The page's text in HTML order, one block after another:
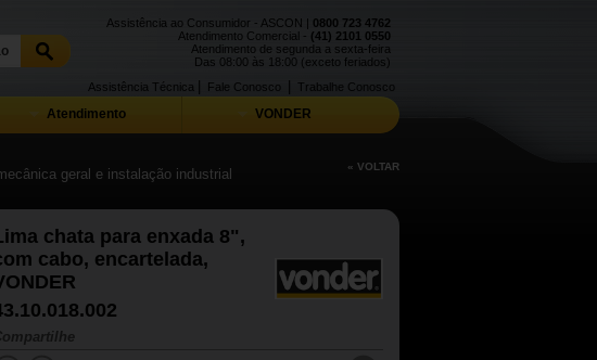
Assistência ao Consumidor - ASCON | 0800 723 4762
Atendimento Comercial - (41) 2101 0550
Atendimento de segunda a sexta-feira
Das 08:00 às 18:00 (exceto feriados)
Trabalhe Conosco
Fale Conosco
Assistência Técnica
Atendimento VONDER
geral e instalação industrial
« VOLTAR
chata para enxada 8",
cabo, encartelada,